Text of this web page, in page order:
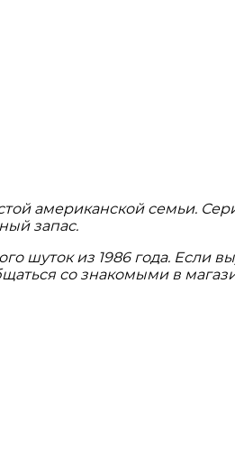
американской семьи.
запас.
из 1986 года. Если
со знакомыми в